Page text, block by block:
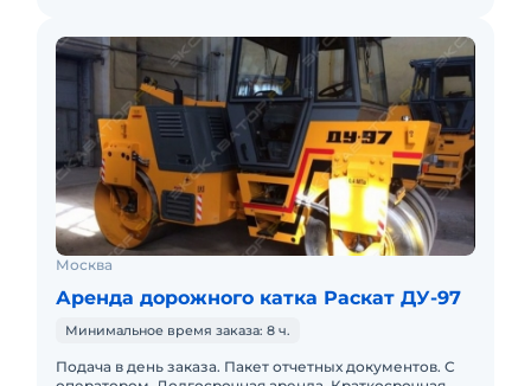
Москва
Аренда дорожного катка Раскат ДУ-97
Минимальное время заказа: 8 ч.
Подача в день заказа. Пакет отчетных документов. С